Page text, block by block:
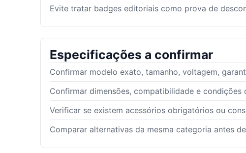
Evite tratar badges editoriais como prova de
Especificações a confirmar
Confirmar modelo exato, tamanho, voltagem,
Confirmar dimensões, compatibilidade e condições
Verificar se existem acessórios obrigatórios ou
Comparar alternativas da mesma categoria antes